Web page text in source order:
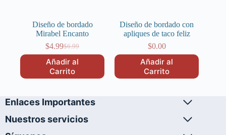
Diseño de bordado
Mirabel Encanto
$6.99
El
precio
original
era:
$4.99El
precio
actual
es:
Añadir al
Carrito
Diseño de bordado con
apliques de taco feliz
$0.00
Añadir al
Carrito
Enlaces Importantes
Nuestros servicios